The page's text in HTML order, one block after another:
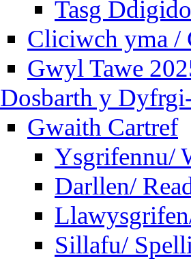
Tasg
Cliciwch yma /
Gwyl Tawe
Dosbarth y
Gwaith Cartref
Ysgrifennu/
Darllen/
Sillafu/